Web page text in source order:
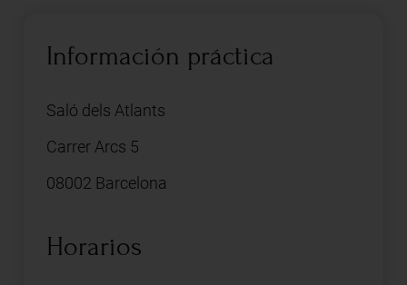
Información práctica
Saló dels Atlants
Carrer Arcs 5
08002 Barcelona
Horarios